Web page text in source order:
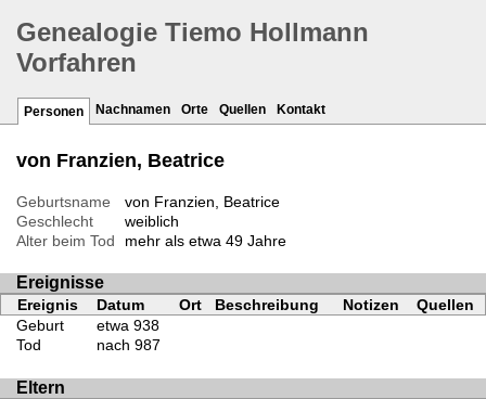
Genealogie Tiemo Hollmann
Vorfahren
Personen Nachnamen Orte Quellen Kontakt
von Franzien, Beatrice
Geburtsname
von Franzien, Beatrice
Geschlecht
weiblich
Alter beim Tod
mehr als etwa 49 Jahre
Ereignisse
Ereignis Datum Ort Beschreibung Notizen
Quellen
Geburt
etwa 938
Tod
nach 987
Eltern